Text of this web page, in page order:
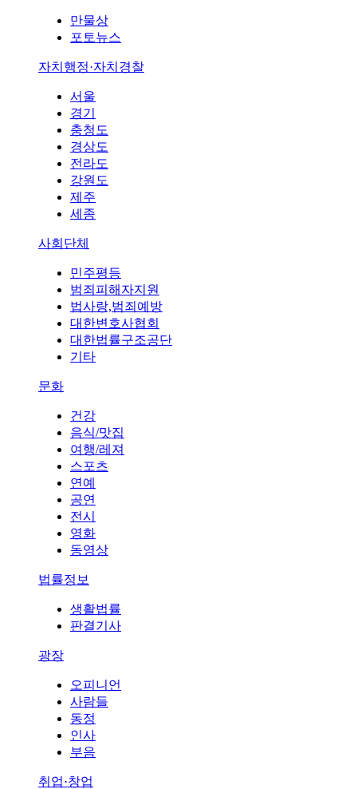
만물상
포토뉴스
자치행정·자치경찰
서울
경기
충청도
경상도
전라도
강원도
제주
세종
사회단체
민주평등
범죄피해자지원
법사랑,범죄예방
대한변호사협회
대한법률구조공단
기타
문화
건강
음식/맛집
여행/레져
스포츠
연예
공연
전시
영화
동영상
법률정보
생활법률
판결기사
광장
오피니언
사람들
동정
인사
부음
취업·창업